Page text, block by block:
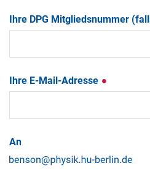
Ihre DPG Mitgliedsnummer
Ihre E-Mail-Adresse
An